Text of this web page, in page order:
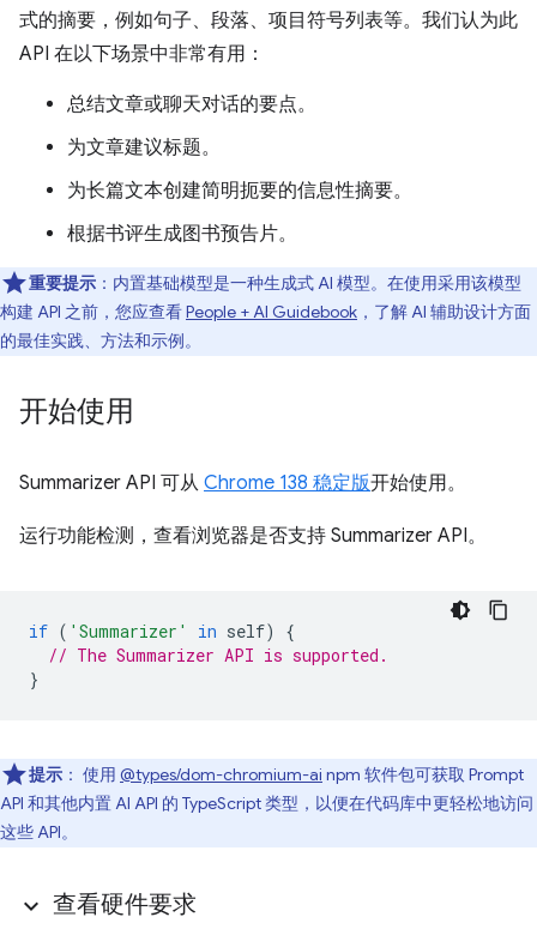
式的摘要，例如句子、段落、项目符号列表等。我们认为此
API 在以下场景中非常有用：
总结文章或聊天对话的要点。
为文章建议标题。
为长篇文本创建简明扼要的信息性摘要。
根据书评生成图书预告片。
重要提示 ：内置基础模型是一种生成式 AI 模型。在使用采用该模型
构建 API 之前，您应查看People + AI Guidebook ，了解 AI 辅助设计方面
的最佳实践、方法和示例。
开始使用
Summarizer API 可从 Chrome 138 稳定版开始使用。
运行功能检测，查看浏览器是否支持 Summarizer API。
if ( 'Summarizer' in self)
{
// The Summarizer API is supported.
}
提示 ： 使用 @types/dom-chromium-ai npm 软件包可获取 Prompt
API 和其他内置 AI API 的 TypeScript 类型，以便在代码库中更轻松地访问
这些 API。
查看硬件要求